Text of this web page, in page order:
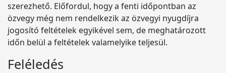
szerezhető. Előfordul, hogy a fenti időpontban az
özvegy még nem rendelkezik az özvegyi nyugdíjra
jogosító feltételek egyikével sem, de meghatározott
időn belül a feltételek valamelyike teljesül.
Feléledés